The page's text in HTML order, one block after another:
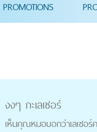
PROMOTIONS
งงๆ กะเลเซอร์
เห็นคุณหมอบอกว่าเลเซอ